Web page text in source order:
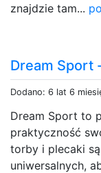
znajdzie tam...
Dream Sport
Dodano: 6 lat 6
Dream Sport to
praktyczność
torby i plecaki
uniwersalnych,